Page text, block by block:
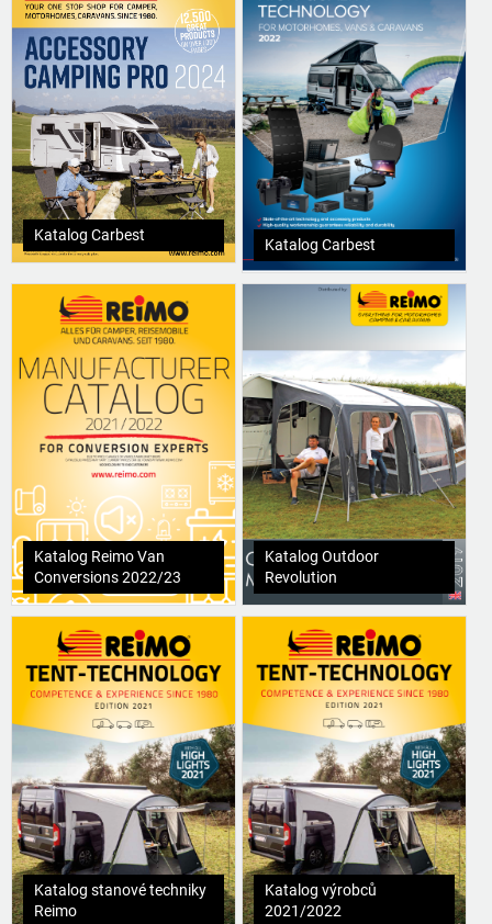
Katalog Carbest
Katalog Carbest
Katalog Reimo Van
Conversions 2022/23
Katalog Outdoor
Revolution
Katalog stanové techniky
Reimo
Katalog výrobců
2021/2022